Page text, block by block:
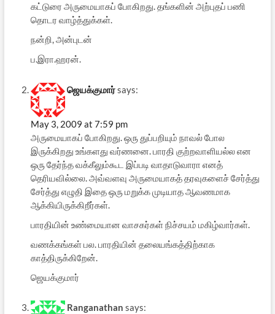
கட்டுரை அருமையாகப் போகிறது. தங்களின் அற்புதப் பணி
தொடர வாழ்த்துக்கள்.
நன்றி, அன்புடன்
ப.இரா.ஹரன்.
ஜெயக்குமார்says:
May 3, 2009 at 7:59 pm
அருமையாகப் போகிறது. ஒரு துப்பறியும் நாவல் போல
இருக்கிறது உங்களது வர்ணனை. பாரதி குற்றவாளியல்ல என
ஒரு தேர்ந்த வக்கீலும்கூட இப்படி வாதாடுவாரா எனத்
தெரியவில்லை. அவ்வளவு அருமையாக‌த் தரவுகளைச் சேர்த்து
சேர்த்து எழுதி இதை ஒரு மறுக்க முடியாத ஆவணமாக
ஆக்கியிருக்கிறீர்கள்.
பாரதியின் உண்மையான வாசகர்கள் நிச்சயம் மகிழ்வார்கள்.
வணக்கங்கள் பல. பாரதியின் தலையங்கத்திற்காக
காத்திருக்கிறேன்.
ஜெயக்குமார்
Ranganathan says: